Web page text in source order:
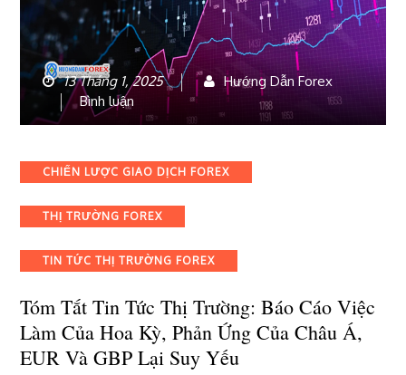
13 Tháng 1, 2025
Hướng Dẫn Forex
Bình luận
viết
tắt
tin
thị
Báo
việc
làm
của
Hoa
Categories
CHIẾN LƯỢC GIAO DỊCH FOREX
THỊ TRƯỜNG FOREX
TIN TỨC THỊ TRƯỜNG FOREX
Tóm Tắt Tin Tức Thị Trường: Báo Cáo Việc
Làm Của Hoa Kỳ, Phản Ứng Của Châu Á,
EUR Và GBP Lại Suy Yếu